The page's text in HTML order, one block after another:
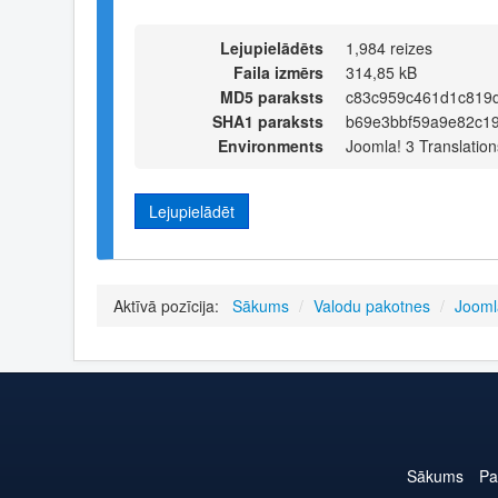
Lejupielādēts
1,984 reizes
Faila izmērs
314,85 kB
MD5 paraksts
SHA1 paraksts
Environments
Joomla! 3
Lejupielādēt
Aktīvā pozīcija: Sākums / Valodu pakotnes /
Sākums